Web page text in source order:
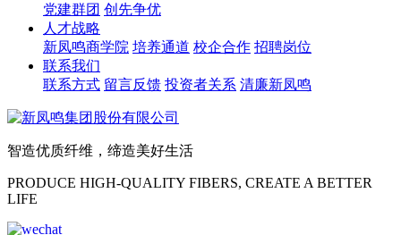
党建群团 创先争优
人才战略
新凤鸣商学院 培养通道 校企合作 招聘岗位
联系我们
联系方式 留言反馈 投资者关系 清廉新凤鸣
智造优质纤维，缔造美好生活
PRODUCE HIGH-QUALITY FIBERS, CREATE A BETTER
LIFE